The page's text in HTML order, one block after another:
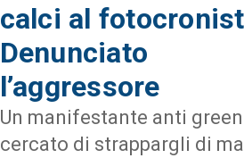
calci al
Denunciato
l’aggressore
Un manifestante anti green
cercato di strappargli di